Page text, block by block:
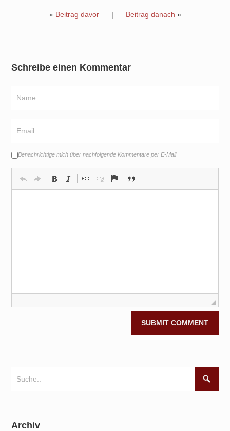
« Beitrag davor| Beitrag danach »
Schreibe einen Kommentar
Benachrichtige mich über nachfolgende Kommentare per E-Mail
Archiv